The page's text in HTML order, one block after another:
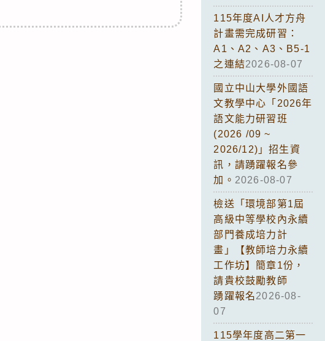
115年度AI人才方舟
計畫需完成研習：
A1、A2、A3、B5-1
之連結2026-08-07
國立中山大學外國語
文教學中心「2026年
語文能力研習班
(2026 /09 ~
2026/12)」招生資
訊，請踴躍報名參
加。 2026-08-07
檢送「環境部第1屆
高級中等學校內永續
部門養成培力計
畫」【教師培力永續
工作坊】簡章1份，
請貴校鼓勵教師
踴躍報名2026-08-
07
115學年度高二第一